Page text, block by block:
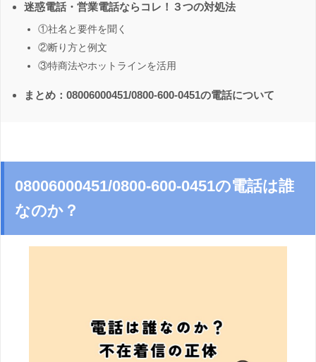
迷惑電話・営業電話ならコレ！３つの対処法
①社名と要件を聞く
②断り方と例文
③特商法やホットラインを活用
まとめ：08006000451/0800-600-0451の電話について
08006000451/0800-600-0451の電話は誰
なのか？